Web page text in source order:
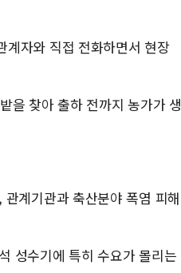
계자와 직접 전화하면서 현장
을 찾아 출하 전까지 농가가 생
계기관과 축산분야 폭염 피해
성수기에 특히 수요가 몰리는